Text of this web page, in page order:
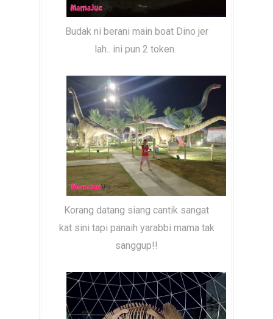
Budak ni berani main boat Dino jer
lah.. ini pun 2 token.
Korang datang siang cantik sangat
kat sini tapi panaih yarabbi mama tak
sanggup!!